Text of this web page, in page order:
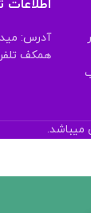
آدرس:
همکف تلفن: ۶۶۴۰۴۱۱۰